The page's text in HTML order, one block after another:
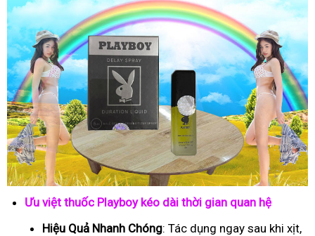
Ưu việt thuốc Playboy kéo dài thời gian quan hệ
Hiệu Quả Nhanh Chóng: Tác dụng ngay sau khi xịt,